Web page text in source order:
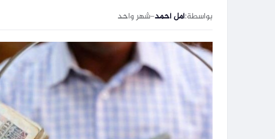
بواسطة:أمل أحمد–شهر واحد